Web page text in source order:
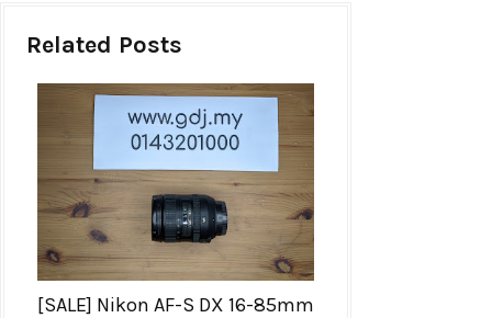
Related Posts
[SALE] Nikon AF-S DX 16-85mm